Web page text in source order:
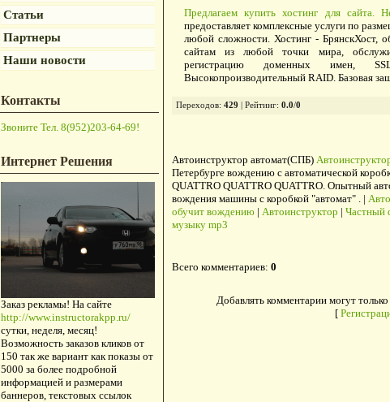
Статьи
Партнеры
Наши новости
Контакты
Звоните Тел. 8(952)203-64-69!
Интернет Решения
Заказ рекламы! На сайте
http://www.instructorakpp.ru/
сутки, неделя, месяц!
Возможность заказов кликов от
150 так же вариант как показы от
5000 за более подробной
информацией и размерами
баннеров, текстовых ссылок
Предлагаем купить хостинг для сайта.
предоставляет комплексные услуги по
любой сложности. Хостинг - БрянскХост,
сайтам из любой точки мира,
регистрацию доменных имен,
Высокопроизводительный RAID. Базовая
Переходов: 429 Рейтинг: 0.0/0
Автоинструктор автомат(СПБ)
Петербурге вождению с автоматической
QUATTRO QUATTRO QUATTRO. Опытный
вождения машины с коробкой "автомат" . |
обучит вождению| Автоинструктор | Частный
музыку mp3
Всего комментариев: 0
Добавлять комментарии могут
[